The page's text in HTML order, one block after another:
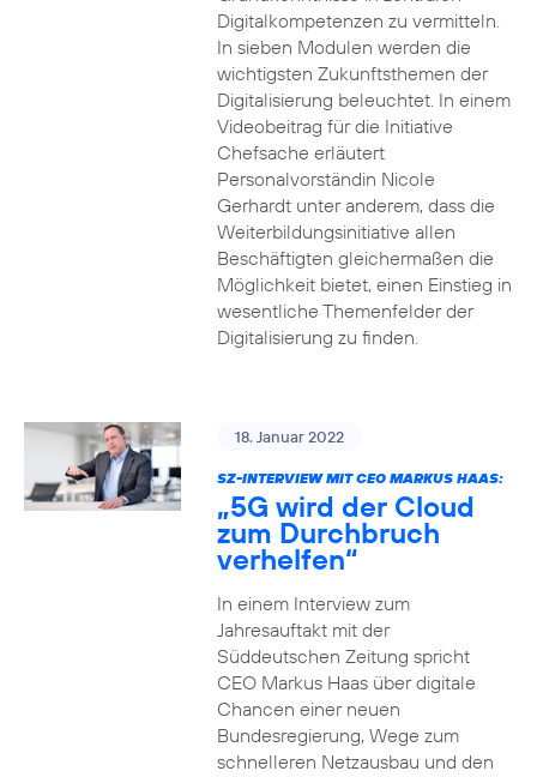
Digitalkompetenzen zu vermitteln.
In sieben Modulen werden die
wichtigsten Zukunftsthemen der
Digitalisierung beleuchtet. In einem
Videobeitrag für die Initiative
Chefsache erläutert
Personalvorständin Nicole
Gerhardt unter anderem, dass die
Weiterbildungsinitiative allen
Beschäftigten gleichermaßen die
Möglichkeit bietet, einen Einstieg in
wesentliche Themenfelder der
Digitalisierung zu finden.
18. Januar 2022
SZ-INTERVIEW MIT CEO MARKUS HAAS:
„5G wird der Cloud
zum Durchbruch
verhelfen“
In einem Interview zum
Jahresauftakt mit der
Süddeutschen Zeitung spricht
CEO Markus Haas über digitale
Chancen einer neuen
Bundesregierung, Wege zum
schnelleren Netzausbau und den